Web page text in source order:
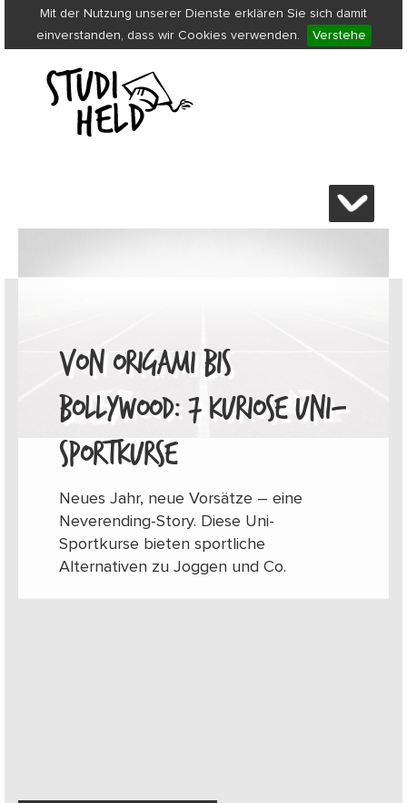
Mit der Nutzung unserer Dienste erklären Sie sich damit
einverstanden, dass wir Cookies verwenden.
Verstehe
VON ORIGAMI BIS
BOLLYWOOD: 7 KURIOSE UNI-
SPORTKURSE
Neues Jahr, neue Vorsätze – eine
Neverending-Story. Diese Uni-
Sportkurse bieten sportliche
Alternativen zu Joggen und Co.